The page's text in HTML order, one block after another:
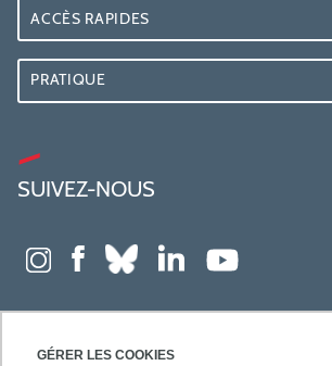
GÉRER LES COOKIES
ACCÈS RAPIDES
PRATIQUE
SUIVEZ-NOUS